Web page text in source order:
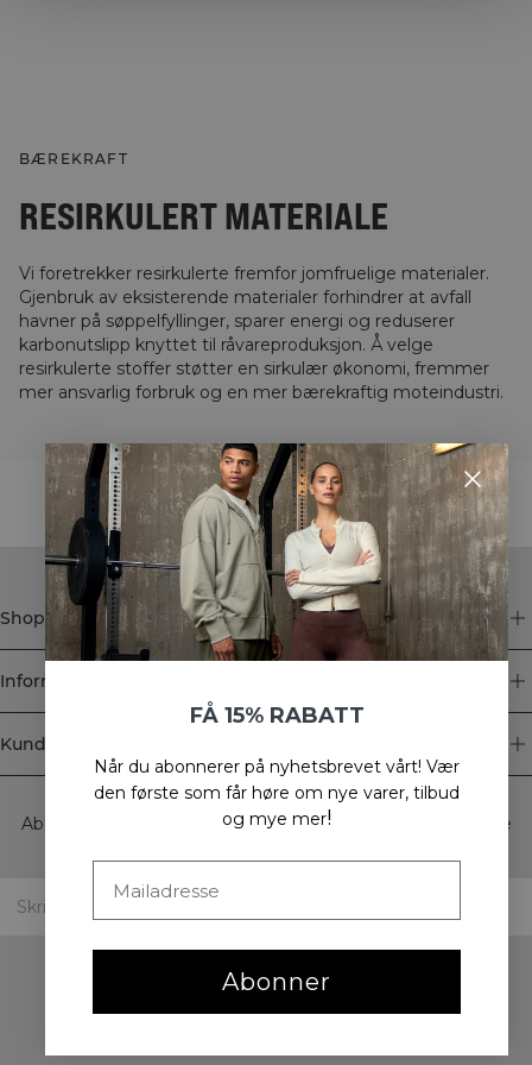
BÆREKRAFT
RESIRKULERT MATERIALE
Vi foretrekker resirkulerte fremfor jomfruelige materialer.
Gjenbruk av eksisterende materialer forhindrer at avfall
havner på søppelfyllinger, sparer energi og reduserer
karbonutslipp knyttet til råvareproduksjon. Å velge
resirkulerte stoffer støtter en sirkulær økonomi, fremmer
mer ansvarlig forbruk og en mer bærekraftig moteindustri.
STYLE WITH
Shop
Informasjon
Kundeservice
Newsletter
Abonner på nyhetsbrevet vårt! Få eksklusive tilbud, de siste
FÅ 15% RABATT
Når du abonnerer på nyhetsbrevet vårt! Vær
den første som får høre om nye varer, tilbud
og mye mer!
Abonner